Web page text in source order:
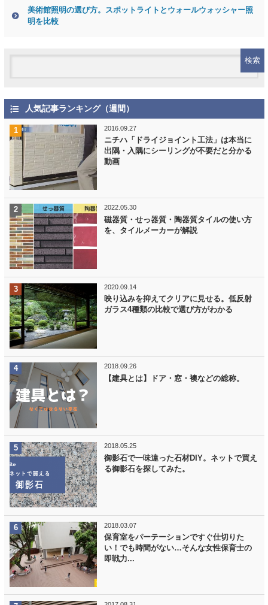
美術館照明の選び方。スポットライトとウォールウォッシャー照
明を比較
人気記事ランキング（週間）
2016.09.27
ニチハ「ドライジョイント工法」は本当に
出隅・入隅にシーリングが不要だと分かる
動画
2022.05.30
磁器質・せっ器質・陶器質タイルの使い方
を、タイルメーカーが解説
2020.09.14
映り込みを抑えてクリアに見せる。低反射
ガラス4種類の比較で選び方がわかる
2018.09.26
【建具とは】ドア・窓・襖などの総称。
2018.05.25
御影石で一味違った石材DIY。ネットで買え
る御影石を探してみた。
2018.03.07
保育室をパーテーションですぐ仕切りた
い！でも時間がない…そんな女性保育士の
即戦力...